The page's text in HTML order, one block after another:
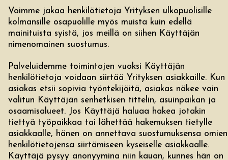
Voimme jakaa henkilötietoja Yrityksen ulkopuolisille
kolmansille osapuolille myös muista kuin edellä
mainituista syistä, jos meillä on siihen Käyttäjän
nimenomainen suostumus.
Palveluidemme toimintojen vuoksi Käyttäjän
henkilötietoja voidaan siirtää Yrityksen asiakkaille. Kun
asiakas etsii sopivia työntekijöitä, asiakas näkee vain
valitun Käyttäjän senhetkisen tittelin, asuinpaikan ja
osaamisalueet. Jos Käyttäjä haluaa hakea jotakin
tiettyä työpaikkaa tai lähettää hakemuksen tietylle
asiakkaalle, hänen on annettava suostumuksensa omien
henkilötietojensa siirtämiseen kyseiselle asiakkaalle.
Käyttäjä pysyy anonyymina niin kauan, kunnes hän on